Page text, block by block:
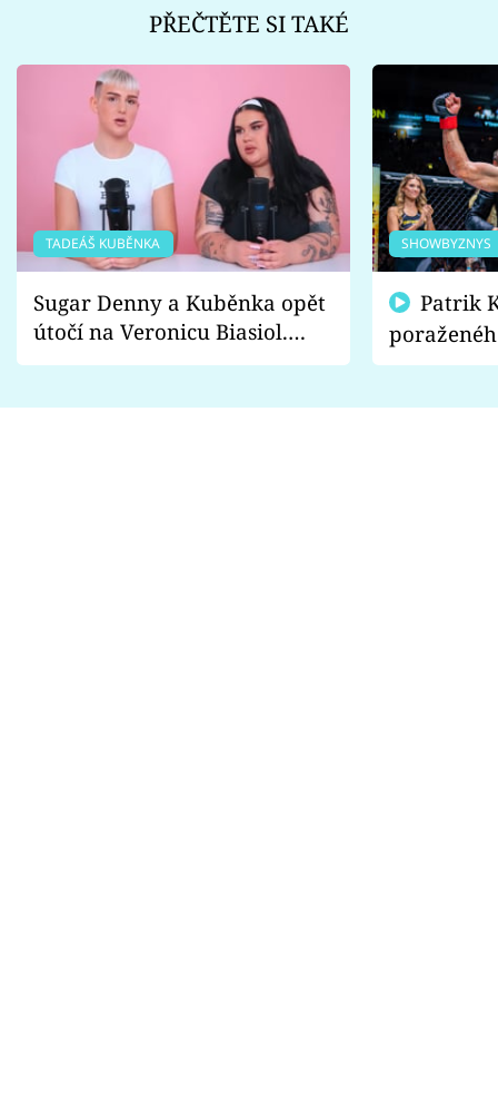
PŘEČTĚTE SI TAKÉ
TADEÁŠ KUBĚNKA
Sugar Denny a Kuběnka opět
útočí na Veronicu Biasiol.
Proč je podle nich falešná a
SHOWBYZNYS
fanoušci